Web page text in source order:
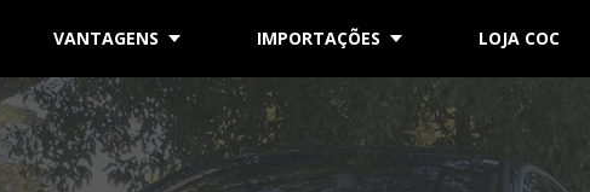
VANTAGENS IMPORTAÇÕES LOJA COC